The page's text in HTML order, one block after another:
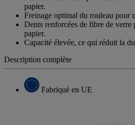
Fenêtre translucide permettant de
papier.
Freinage optimal du rouleau pour
Dents renforcées de fibre de verre
papier.
Description complète